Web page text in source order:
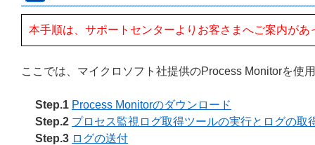
本手順は、サポートセンターよりお客さまへご案内が
ここでは、マイクロソフト社提供のProcess Monitorを使
Step.1 Process Monitorのダウンロード
Step.2 プロセス監視ログ取得ツールの実行とログの取
Step.3 ログの送付